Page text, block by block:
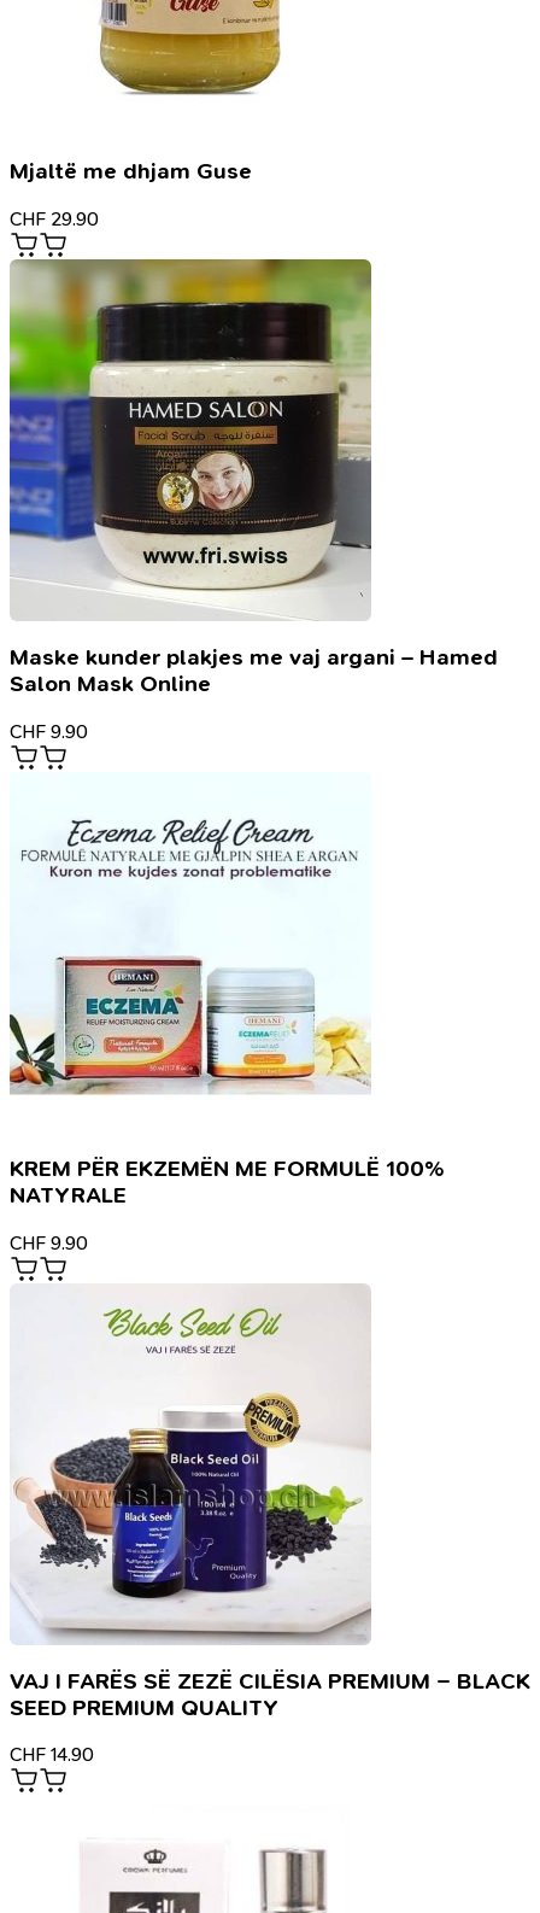
Mjaltë me dhjam Guse
CHF 29.90
Maske kunder plakjes me vaj argani – Hamed
Salon Mask Online
CHF 9.90
KREM PËR EKZEMËN ME FORMULË 100%
NATYRALE
CHF 9.90
VAJ I FARËS SË ZEZË CILËSIA PREMIUM – BLACK
SEED PREMIUM QUALITY
CHF 14.90